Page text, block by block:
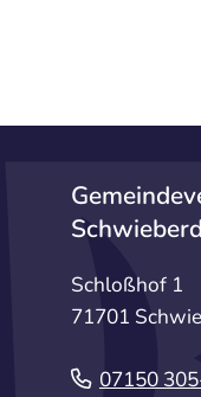
Schloßhof 1
71701
07150